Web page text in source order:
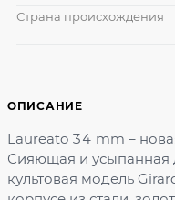
ОПИСАНИЕ
Laureato 34 mm –
Сияющая и усыпанная
культовая модель
Страна происхождения